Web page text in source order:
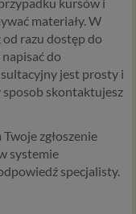
materiały. W
razu dostęp do
do
jest prosty i
sposob skontaktujesz
zgłoszenie
systemie
specjalisty.
treści w
marketingu i
(np. jeśli
i oglądasz
to możemy
temat).
pokazać
(np. produktu lub